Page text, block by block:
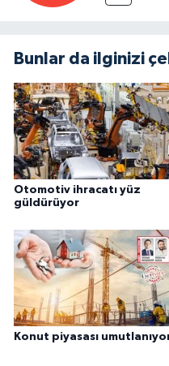
Bunlar da ilginizi
Otomotiv ihracatı yüz
güldürüyor
Konut piyasası